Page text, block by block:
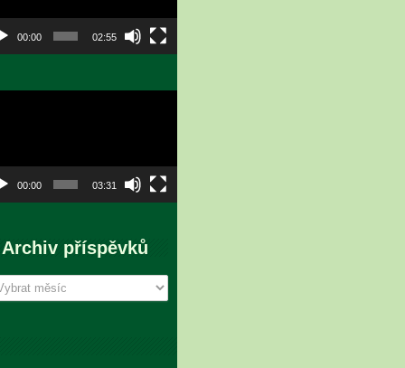
00:00 02:55
00:00 03:31
Archiv příspěvků